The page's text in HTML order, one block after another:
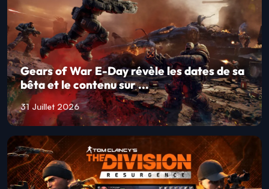
Gears of War E-Day révèle les dates de sa
bêta et le contenu sur ...
31 Juillet 2026